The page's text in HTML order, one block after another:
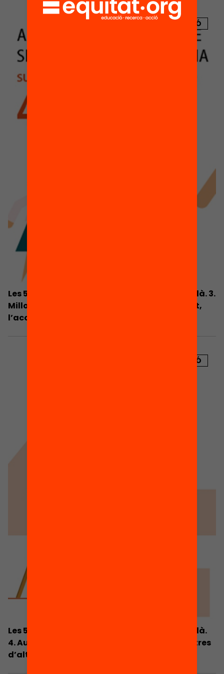
PUBLICACIÓ
Les 5 prioritats per al sistema educatiu català. 3.
Millorar la personalització de l’ensenyament,
l’acompanyament a l’escolaritat i les
PUBLICACIÓ
Les 5 prioritats per al sistema educatiu català.
4. Augmentar els recursos destinats als centres
d’alta complexitat